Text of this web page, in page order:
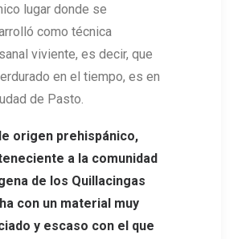
lugar donde se
como técnica
viviente, es decir, que
en el tiempo, es en
de Pasto.
origen prehispánico,
a la comunidad
de los Quillacingas
con un material muy
y escaso con el que